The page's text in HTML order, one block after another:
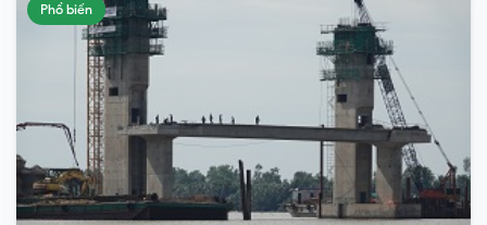
Phổ biến